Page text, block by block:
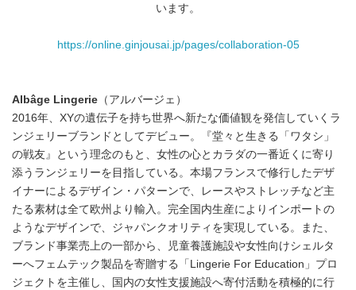
います。
https://online.ginjousai.jp/pages/collaboration-05
Albâge Lingerie （アルバージェ）
2016年、XYの遺伝子を持ち世界へ新たな価値観を発信していくラ
ンジェリーブランドとしてデビュー。『堂々と生きる「ワタシ」
の戦友』という理念のもと、女性の心とカラダの一番近くに寄り
添うランジェリーを目指している。本場フランスで修行したデザ
イナーによるデザイン・パターンで、レースやストレッチなど主
たる素材は全て欧州より輸入。完全国内生産によりインポートの
ようなデザインで、ジャパンクオリティを実現している。また、
ブランド事業売上の一部から、児童養護施設や女性向けシェルタ
ーへフェムテック製品を寄贈する「Lingerie For Education」プロ
ジェクトを主催し、国内の女性支援施設へ寄付活動を積極的に行